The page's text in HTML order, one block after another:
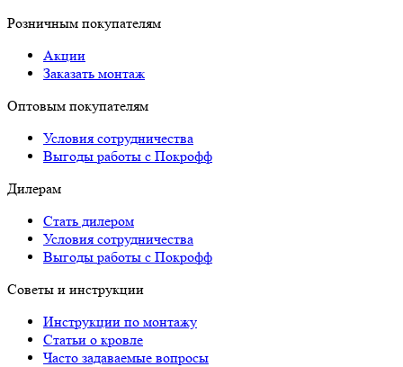
Розничным покупателям
Акции
Заказать монтаж
Оптовым покупателям
Условия сотрудничества
Выгоды работы с Покрофф
Дилерам
Стать дилером
Условия сотрудничества
Выгоды работы с Покрофф
Советы и инструкции
Инструкции по монтажу
Статьи о кровле
Часто задаваемые вопросы